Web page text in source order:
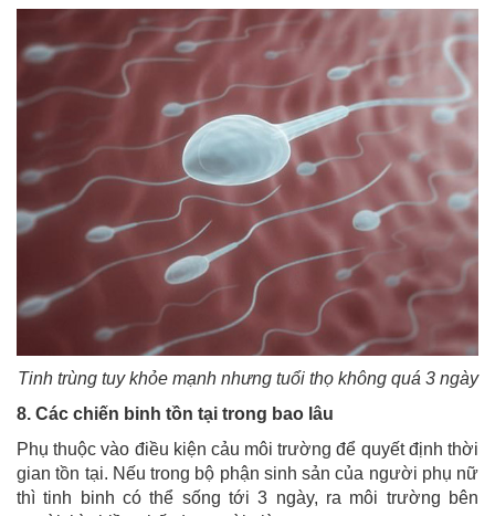
Tinh trùng tuy khỏe mạnh nhưng tuổi thọ không quá 3 ngày
8. Các chiến binh tồn tại trong bao lâu
Phụ thuộc vào điều kiện cảu môi trường để quyết định thời
gian tồn tại. Nếu trong bộ phận sinh sản của người phụ nữ
thì tinh binh có thể sống tới 3 ngày, ra môi trường bên